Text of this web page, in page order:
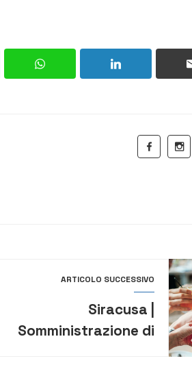
ARTICOLO SUCCESSIVO
Siracusa |
Somministrazione di